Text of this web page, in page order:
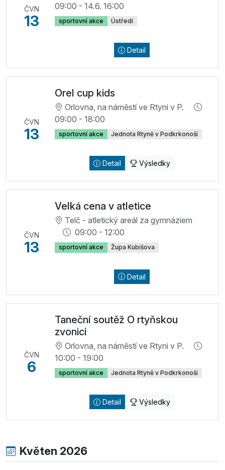
ČVN
13
09:00 - 14.6. 16:00
sportovní akce Ústředí
Detail
ČVN
13
Orel cup kids
Orlovna, na náměstí ve Rtyni v P.
09:00 - 18:00
sportovní akce Jednota Rtyně v Podkrkonoší
Detail Výsledky
ČVN
13
Velká cena v atletice
Telč - atletický areál za gymnáziem
09:00 - 12:00
sportovní akce Župa Kubišova
Detail
ČVN
6
Taneční soutěž O rtyňskou
zvonici
Orlovna, na náměstí ve Rtyni v P.
10:00 - 19:00
sportovní akce Jednota Rtyně v Podkrkonoší
Detail Výsledky
Květen 2026